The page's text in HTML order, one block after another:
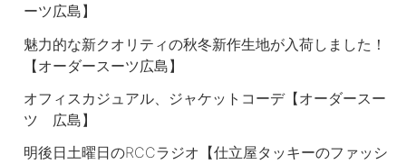
ーツ広島】
魅力的な新クオリティの秋冬新作生地が入荷しました！
【オーダースーツ広島】
オフィスカジュアル、ジャケットコーデ【オーダースー
ツ 広島】
明後日土曜日のRCCラジオ【仕立屋タッキーのファッシ